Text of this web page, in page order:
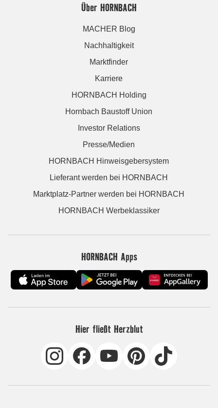
Über HORNBACH
MACHER Blog
Nachhaltigkeit
Marktfinder
Karriere
HORNBACH Holding
Hornbach Baustoff Union
Investor Relations
Presse/Medien
HORNBACH Hinweisgebersystem
Lieferant werden bei HORNBACH
Marktplatz-Partner werden bei HORNBACH
HORNBACH Werbeklassiker
HORNBACH Apps
Hier fließt Herzblut